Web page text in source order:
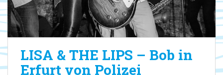
LISA & THE LIPS – Bob in
Erfurt von Polizei